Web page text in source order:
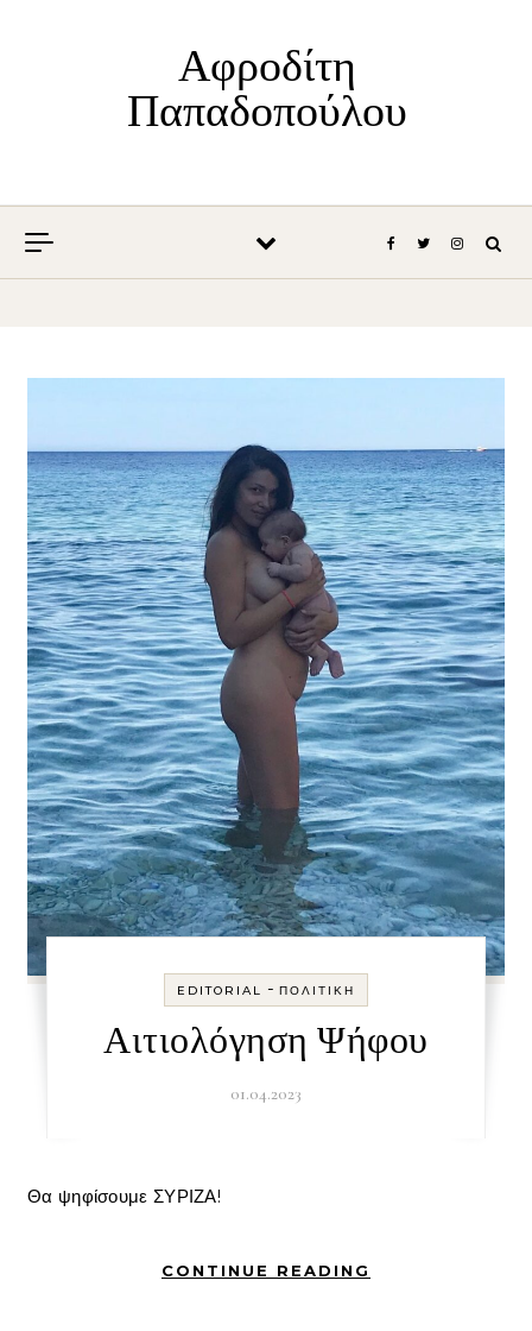
Αφροδίτη
Παπαδοπούλου
EDITORIAL - ΠΟΛΙΤΙΚΉ
Αιτιολόγηση Ψήφου
01.04.2023
Θα ψηφίσουμε ΣΥΡΙΖΑ!
CONTINUE READING